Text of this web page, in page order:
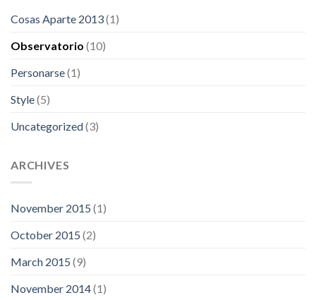
Cosas Aparte 2013(1)
Observatorio (10)
Personarse(1)
Style(5)
Uncategorized(3)
ARCHIVES
November 2015 (1)
October 2015 (2)
March 2015 (9)
November 2014(1)